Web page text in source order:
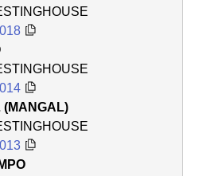
(MANGAL)